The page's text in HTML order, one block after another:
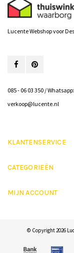
Lucente Webshop voor
085 - 06 03 350 /
verkoop@lucente.nl
KLANTENSERVICE
CATEGORIEËN
MIJN ACCOUNT
© Copyright 2026